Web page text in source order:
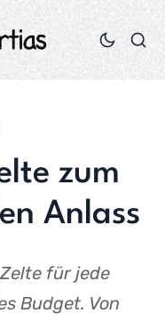
zum
Anlass
für jede
Budget. Von